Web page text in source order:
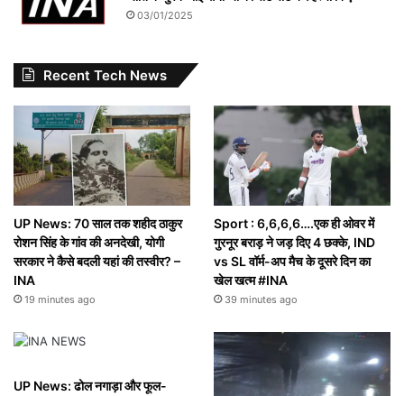
03/01/2025
Recent Tech News
UP News: 70 साल तक शहीद ठाकुर
रोशन सिंह के गांव की अनदेखी, योगी
सरकार ने कैसे बदली यहां की तस्वीर? –
INA
19 minutes ago
Sport : 6,6,6,6….एक ही ओवर में
गुरनूर बराड़ ने जड़ दिए 4 छक्के, IND
vs SL वॉर्म-अप मैच के दूसरे दिन का
खेल खत्म #INA
39 minutes ago
UP News: ढोल नगाड़ा और फूल-